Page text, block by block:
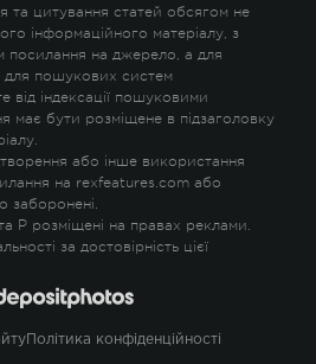
та цитування статей обсягом не
інформаційного матеріалу, з
посилання на джерело, а для
для пошукових систем
від індексації пошуковими
має бути розміщене в підзаголовку
або інше використання
на rexfeatures.com або
заборонені.
P розміщені на правах реклами.
за достовірність цієї
Політика конфіденційності